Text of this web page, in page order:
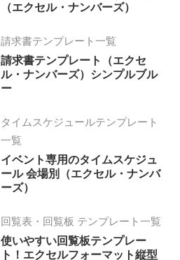
（エクセル・ナンバーズ）
請求書テンプレート一覧
請求書テンプレート（エクセ
ル・ナンバーズ）シンプルブル
ー
タイムスケジュールテンプレート
一覧
イベント専用のタイムスケジュ
ール 会場別（エクセル・ナンバ
ーズ）
回覧表・回覧板 テンプレート一覧
使いやすい回覧板テンプレー
ト！エクセルフォーマット縦型